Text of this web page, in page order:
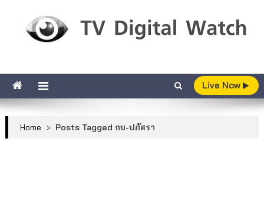
Live Now
Home > Posts Tagged กบ-ปภัสรา